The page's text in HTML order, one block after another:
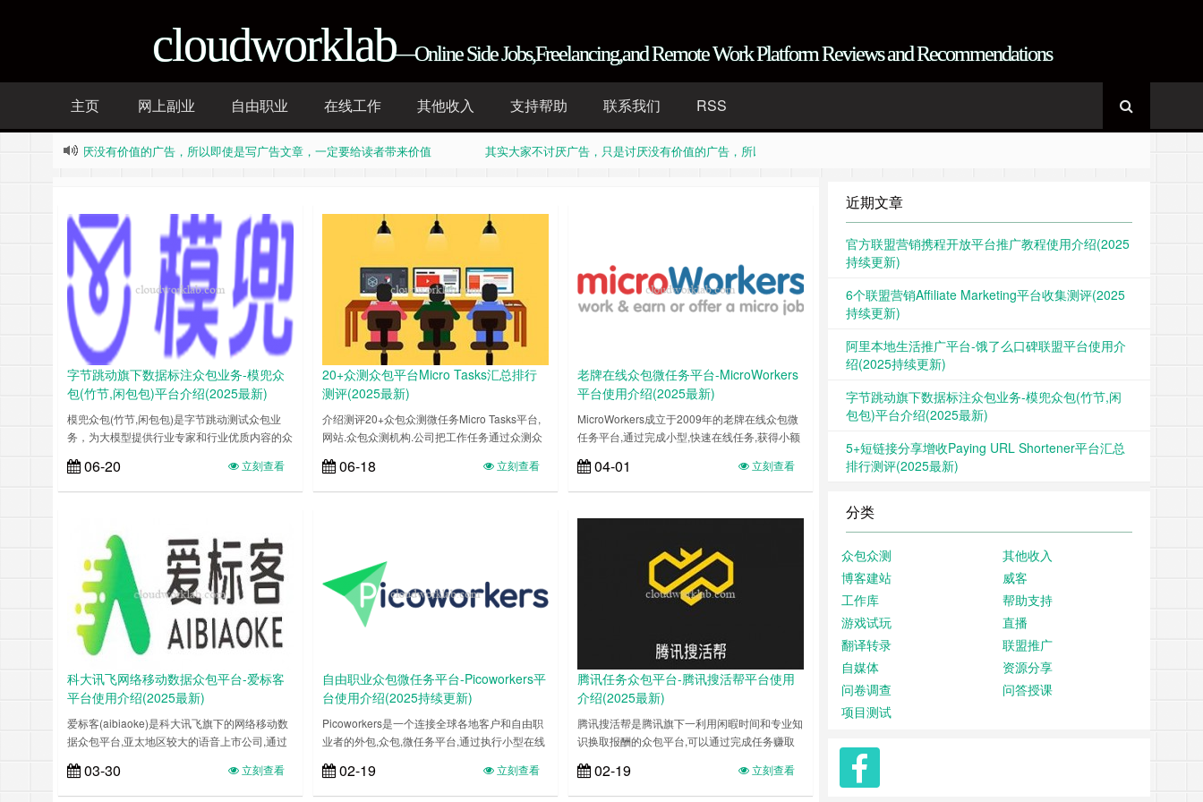
cloudworklab—Online Side Jobs,Freelancing,and Remote Work Platform Reviews and Recommendations
主页 网上副业 自由职业 在线工作 其他收入 支持帮助 联系我们 RSS
广告，只是讨厌没有价值的广告，所以即使是写广告文章，一定要给读者带来价值 其实大家不讨厌广告，只是讨厌没有价值的广告，所以即使是写广告文章，一定要给读者带来价值 其实大家不讨厌广告，只是讨
is also news, Half-truth is also truth Fake-news is also news, Half-truth is also truth Fake-news is also news, Half-truth is also truth Fake-news is also news, Half-truth is also truth
is also news, Half-truth is also truth Fake-news is also news, Half-truth is also truth Fake-news is also news, Half-truth is also truth Fake-news is also news, Half-truth is also truth
字节跳动旗下数据标注众包业务-模兜众
包(竹节,闲包包)平台介绍(2025最新)
模兜众包(竹节,闲包包)是字节跳动测试众包业
务，为大模型提供行业专家和行业优质内容的众
台。平台任务多样，以标注和采集类任务为主，
脚本创作，视频创作，视频剪辑，创意服务，大
06-20 立刻查看
20+众测众包平台Micro Tasks汇总排行
测评(2025最新)
介绍测评20+众包众测微任务Micro Tasks平台,
网站.众包众测机构.公司把工作任务通过众测众
与者完成各类任务,获得报酬……
06-18 立刻查看
老牌在线众包微任务平台-MicroWorkers
平台使用介绍(2025最新)
MicroWorkers成立于2009年的老牌在线众包微
任务平台,通过完成小型,快速在线任务,获得小额
提现流程……
04-01 立刻查看
科大讯飞网络移动数据众包平台-爱标客
平台使用介绍(2025最新)
爱标客(aibiaoke)是科大讯飞旗下的网络移动数
据众包平台,亚太地区较大的语音上市公司,通过
介绍,爱标客注册,众包任务赚钱,提现流程……
03-30 立刻查看
自由职业众包微任务平台-Picoworkers平
台使用介绍(2025持续更新)
Picoworkers是一个连接全球各地客户和自由职
业者的外包,众包,微任务平台,通过执行小型在线
册,众包微任务赚钱,提现流程……
02-19 立刻查看
腾讯任务众包平台-腾讯搜活帮平台使用
介绍(2025最新)
腾讯搜活帮是腾讯旗下一利用闲暇时间和专业知
识换取报酬的众包平台,可以通过完成任务赚取
注册,众包任务赚钱,提现流程……
02-19 立刻查看
近期文章
官方联盟营销携程开放平台推广教程使用介绍(2025
持续更新)
6个联盟营销Affiliate Marketing平台收集测评(2025
持续更新)
阿里本地生活推广平台-饿了么口碑联盟平台使用介
绍(2025持续更新)
字节跳动旗下数据标注众包业务-模兜众包(竹节,闲
包包)平台介绍(2025最新)
5+短链接分享增收Paying URL Shortener平台汇总
排行测评(2025最新)
分类
众包众测
其他收入
博客建站
威客
工作库
帮助支持
游戏试玩
直播
翻译转录
联盟推广
自媒体
资源分享
问卷调查
问答授课
项目测试